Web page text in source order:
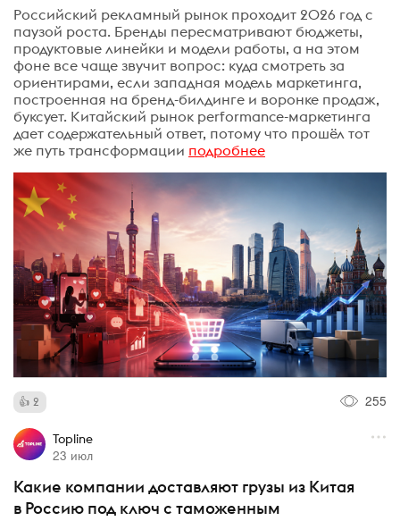
Российский рекламный рынок проходит 2026 год с
паузой роста. Бренды пересматривают бюджеты,
продуктовые линейки и модели работы, а на этом
фоне все чаще звучит вопрос: куда смотреть за
ориентирами, если западная модель маркетинга,
построенная на бренд-билдинге и воронке продаж,
буксует. Китайский рынок performance-маркетинга
дает содержательный ответ, потому что прошёл тот
же путь трансформации подробнее
2 255
Topline
23 июл
Какие компании доставляют грузы из Китая
в Россию под ключ с таможенным